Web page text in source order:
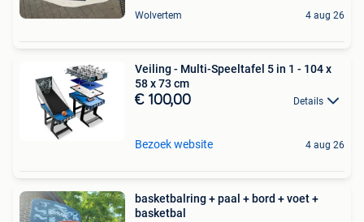
Wolvertem 4 aug 26
Veiling - Multi-Speeltafel 5 in 1 - 104 x
58 x 73 cm
€ 100,00 Details
Bezoek website 4 aug 26
basketbalring + paal + bord + voet +
basketbal